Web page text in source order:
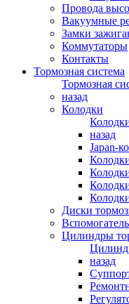
Провода
Вакуумные
Замки
Коммутаторы
Контакты
Тормозная система
Тормозная
назад
Колодки
назад
Japan-
Диски
Цилиндры
назад